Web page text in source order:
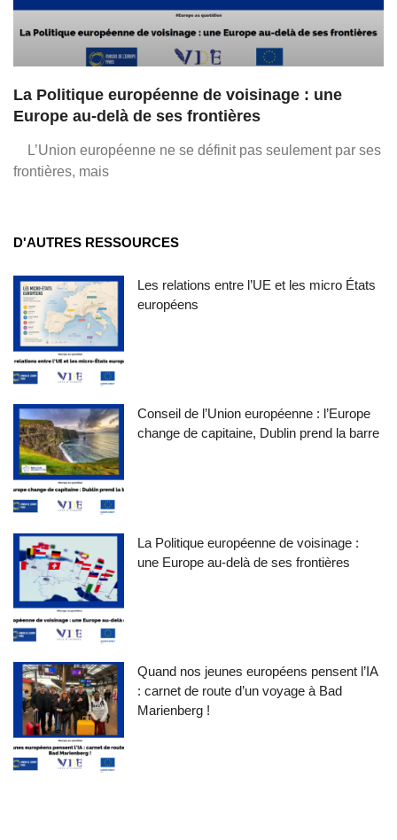
La Politique européenne de voisinage : une
Europe au-delà de ses frontières
L’Union européenne ne se définit pas seulement par ses
frontières, mais
D'AUTRES RESSOURCES
Les relations entre l’UE et les micro États
européens
Conseil de l’Union européenne : l’Europe
change de capitaine, Dublin prend la barre
La Politique européenne de voisinage :
une Europe au-delà de ses frontières
Quand nos jeunes européens pensent l’IA
: carnet de route d’un voyage à Bad
Marienberg !